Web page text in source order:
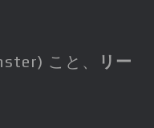
こと、
リー